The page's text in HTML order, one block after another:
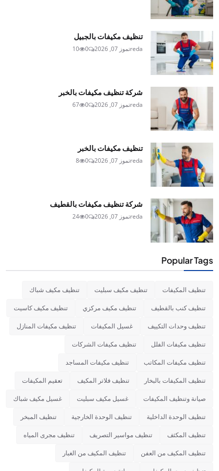
تنظيف مكيفات بالجبيل
redaتموز 07, 2026 0
10
شركة تنظيف مكيفات بالخبر
redaتموز 07, 2026 0
67
تنظيف مكيفات بالخبر
redaتموز 07, 2026 0
8
شركة تنظيف مكيفات بالقطيف
redaتموز 07, 2026 0
24
Popular Tags
تنظيف المكيفات تنظيف مكيف سبليت تنظيف مكيف شباك
تنظيف كنب بالقطيف تنظيف مكيف مركزي تنظيف مكيف كاسيت
تنظيف وحدات التكييف غسيل المكيفات تنظيف مكيفات المنازل
تنظيف مكيفات الفلل تنظيف مكيفات الشركات
تنظيف مكيفات المكاتب تنظيف مكيفات المساجد
تنظيف المكيفات بالبخار تنظيف فلاتر المكيف تعقيم المكيفات
صيانة وتنظيف المكيفات غسيل مكيف سبليت غسيل مكيف شباك
تنظيف الوحدة الداخلية تنظيف الوحدة الخارجية تنظيف المبخر
تنظيف المكثف تنظيف مواسير التصريف تنظيف مجرى المياه
تنظيف المكيف من العفن تنظيف المكيف من الغبار